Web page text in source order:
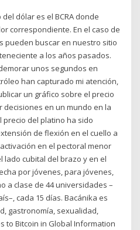
dólar es el BCRA donde
correspondiente. En el caso de
pueden buscar en nuestro sitio
a los años pasados.
unos segundos en
han capturado mi atención,
un gráfico sobre el precio
decisiones en un mundo en la
precio del platino ha sido
de flexión en el cuello a
en el pectoral menor
lado cubital del brazo y en el
por jóvenes, para jóvenes,
a clase de 44 universidades –
cada 15 días. Bacánika es
gastronomía, sexualidad,
to Bitcoin in Global Information